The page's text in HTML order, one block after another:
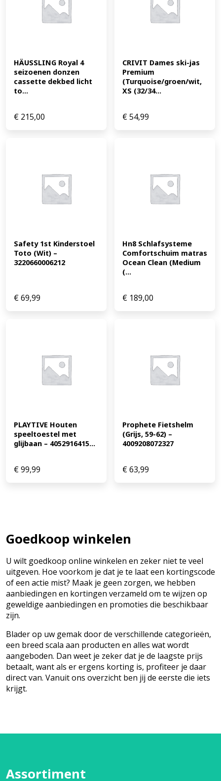
HÄUSSLING Royal 4
seizoenen donzen
cassette dekbed licht
to...
€ 215,00
CRIVIT Dames ski-jas
Premium
(Turquoise/groen/wit,
XS (32/34...
€54,99
Safety 1st Kinderstoel
Toto (Wit) –
3220660006212
€69,99
Hn8 Schlafsysteme
Comfortschuim matras
Ocean Clean (Medium
(...
€ 189,00
PLAYTIVE Houten
speeltoestel met
glijbaan – 4052916415...
€99,99
Prophete Fietshelm
(Grijs, 59-62) –
4009208072327
€63,99
Goedkoop winkelen
U wilt goedkoop online winkelen en zeker niet te veel
uitgeven. Hoe voorkom je dat je te laat een kortingscode
of een actie mist? Maak je geen zorgen, we hebben
aanbiedingen en kortingen verzameld om te wijzen op
geweldige aanbiedingen en promoties die beschikbaar
zijn.
Blader op uw gemak door de verschillende categorieën,
een breed scala aan producten en alles wat wordt
aangeboden. Dan weet je zeker dat je de laagste prijs
betaalt, want als er ergens korting is, profiteer je daar
direct van. Vanuit ons overzicht ben jij de eerste die iets
krijgt.
Assortiment